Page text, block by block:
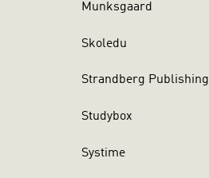
Munksgaard
Skoledu
Strandberg Publishing
Studybox
Systime